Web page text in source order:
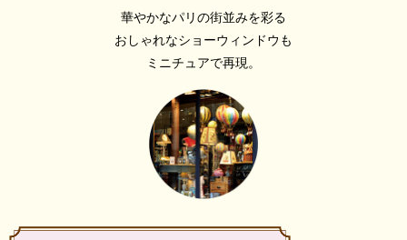
華やかなパリの街並みを彩る
おしゃれなショーウィンドウも
ミニチュアで再現。